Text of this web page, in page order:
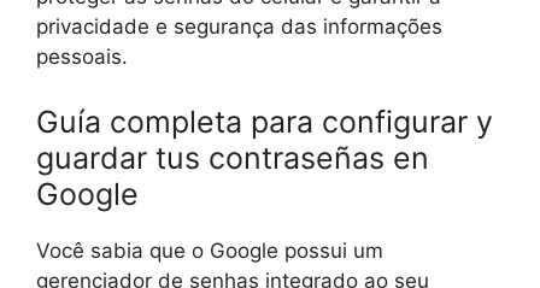
privacidade e segurança das informações
pessoais.
Guía completa para configurar y
guardar tus contraseñas en
Google
Você sabia que o Google possui um
gerenciador de senhas integrado ao seu